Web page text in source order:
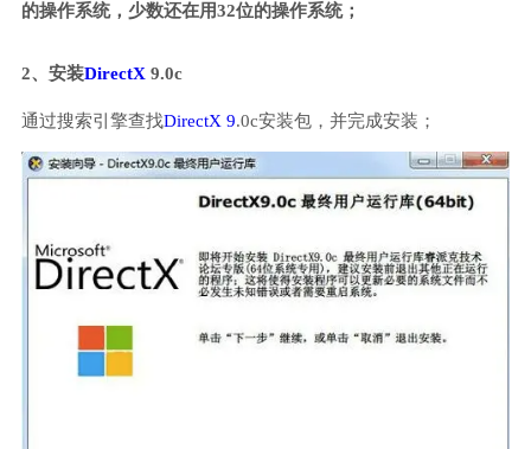
的操作系统，少数还在用32位的操作系统；
2、安装DirectX 9.0c
通过搜索引擎查找DirectX 9.0c安装包，并完成安装；